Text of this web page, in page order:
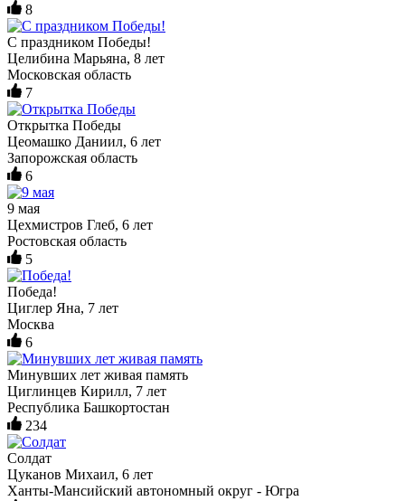
8
С праздником Победы!
Целибина Марьяна, 8 лет
Московская область
7
Открытка Победы
Цеомашко Даниил, 6 лет
Запорожская область
6
9 мая
Цехмистров Глеб, 6 лет
Ростовская область
5
Победа!
Циглер Яна, 7 лет
Москва
6
Минувших лет живая память
Циглинцев Кирилл, 7 лет
Республика Башкортостан
234
Солдат
Цуканов Михаил, 6 лет
Ханты-Мансийский автономный округ - Югра